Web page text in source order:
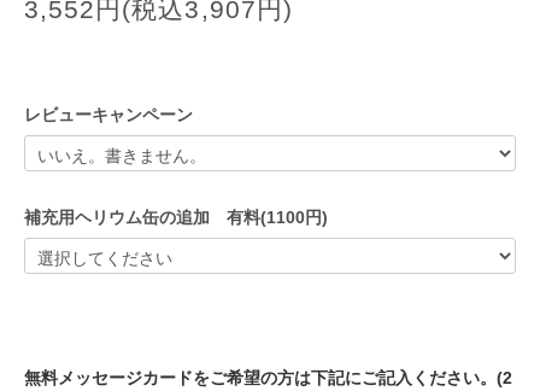
3,552円(税込3,907円)
レビューキャンペーン
補充用ヘリウム缶の追加 有料(1100円)
無料メッセージカードをご希望の方は下記にご記入ください。(2